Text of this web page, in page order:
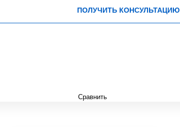
ПОЛУЧИТЬ КОНСУЛЬТАЦИЮ
Сравнить